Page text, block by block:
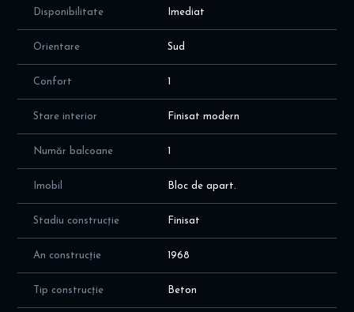
Disponibilitate Imediat
Orientare Sud
Confort 1
Stare interior Finisat modern
Număr balcoane 1
Imobil Bloc de apart.
Stadiu construcție Finisat
An construcție 1968
Tip construcție Beton